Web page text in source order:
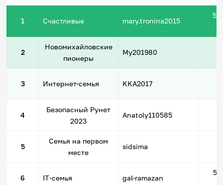
1 Счастливые mary.tronina2015
2
Новомихайловские
пионеры
My201980
3 Интернет-семья KKA2017
4
Безопасный Рунет
2023
Anatoly110585
5
Семья на первом
месте
sidsima
6 IT-семья gal-ramazan